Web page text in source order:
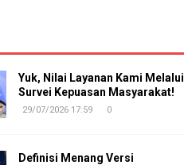
Yuk, Nilai Layanan Kami Melalui
Survei Kepuasan Masyarakat!
29/07/2026 17:59 0
Definisi Menang Versi